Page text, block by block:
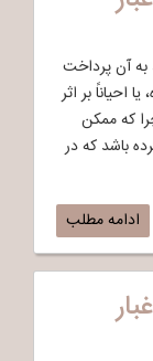
به آن پرداخت
احیاناً بر اثر
که ممکن
باشد که در
ادامه مطلب